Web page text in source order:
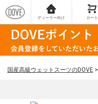
ディーラー向け カート
国産高級ウェットスーツのDOVE >